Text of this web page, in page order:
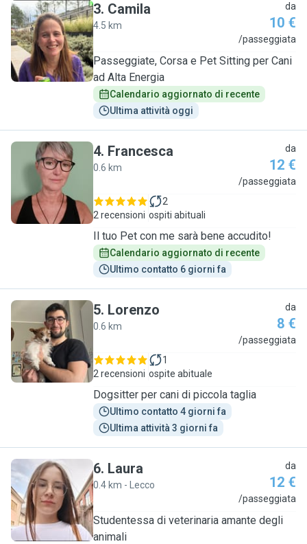
C
3. Camila
4.5 km
da
10 €
/passeggiata
Passeggiate, Corsa e Pet Sitting per Cani
ad Alta Energia
Calendario aggiornato di recente
Ultima attività oggi
F
4. Francesca
0.6 km
da
12 €
/passeggiata
2 recensioni
2
ospiti abituali
Il tuo Pet con me sarà bene accudito!
Calendario aggiornato di recente
Ultimo contatto 6 giorni fa
L
5. Lorenzo
0.6 km
da
8 €
/passeggiata
2 recensioni
1
ospite abituale
Dogsitter per cani di piccola taglia
Ultimo contatto 4 giorni fa
Ultima attività 3 giorni fa
L
6. Laura
0.4 km - Lecco
da
12 €
/passeggiata
Studentessa di veterinaria amante degli
animali